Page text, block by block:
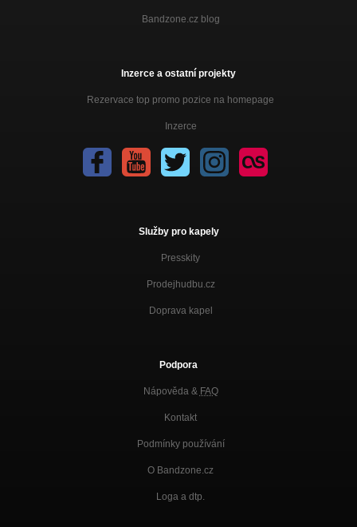
Bandzone.cz blog
Inzerce a ostatní projekty
Rezervace top promo pozice na homepage
Inzerce
Služby pro kapely
Presskity
Prodejhudbu.cz
Doprava kapel
Podpora
Nápověda & FAQ
Kontakt
Podmínky používání
O Bandzone.cz
Loga a dtp.